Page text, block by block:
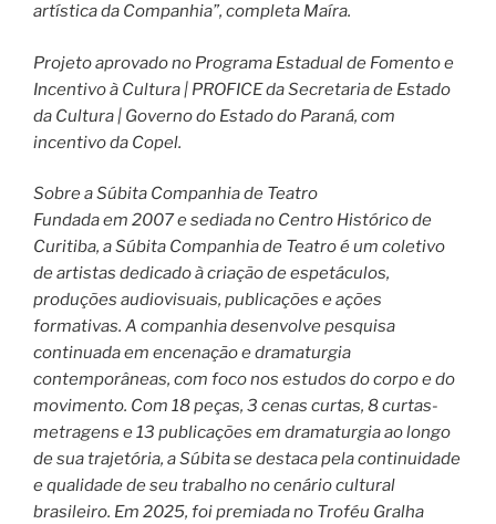
artística da Companhia”, completa Maíra.
Projeto aprovado no Programa Estadual de Fomento e
Incentivo à Cultura | PROFICE da Secretaria de Estado
da Cultura | Governo do Estado do Paraná, com
incentivo da Copel.
Sobre a Súbita Companhia de Teatro
Fundada em 2007 e sediada no Centro Histórico de
Curitiba, a Súbita Companhia de Teatro é um coletivo
de artistas dedicado à criação de espetáculos,
produções audiovisuais, publicações e ações
formativas. A companhia desenvolve pesquisa
continuada em encenação e dramaturgia
contemporâneas, com foco nos estudos do corpo e do
movimento. Com 18 peças, 3 cenas curtas, 8 curtas-
metragens e 13 publicações em dramaturgia ao longo
de sua trajetória, a Súbita se destaca pela continuidade
e qualidade de seu trabalho no cenário cultural
brasileiro. Em 2025, foi premiada no Troféu Gralha